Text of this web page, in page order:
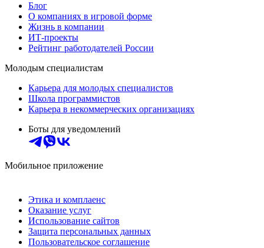
Блог
О компаниях в игровой форме
Жизнь в компании
ИТ-проекты
Рейтинг работодателей России
Молодым специалистам
Карьера для молодых специалистов
Школа программистов
Карьера в некоммерческих организациях
Боты для уведомлений
Мобильное приложение
Этика и комплаенс
Оказание услуг
Использование сайтов
Защита персональных данных
Пользовательское соглашение